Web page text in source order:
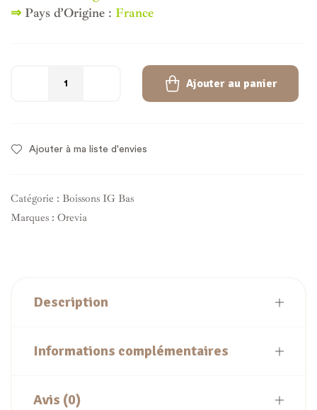
⇒ Pays d’Origine : France
Ajouter au panier
Ajouter à ma liste d'envies
Catégorie : Boissons IG Bas
Marques : Orevia
Description
Informations complémentaires
Avis (0)